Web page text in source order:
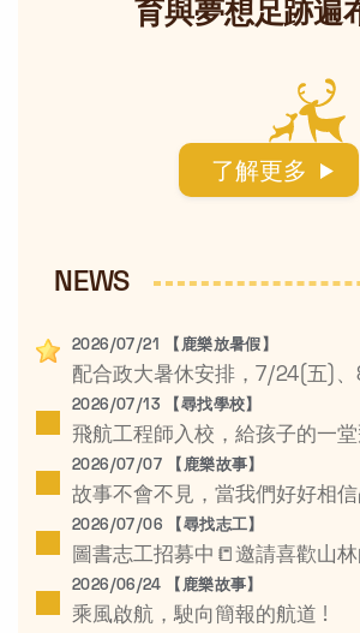
育與夢想足跡遍
NEWS
2026/07/21 【鹿樂放暑假】
2026/07/13 【尋找學校】
飛航工程師入校，給孩子的一
2026/07/07 【鹿樂故事】
2026/07/06 【尋找志工】
圖書志工招募中📒邀請喜歡山
2026/06/24 【鹿樂故事】
乘風啟航，駛向簡報的航道 !